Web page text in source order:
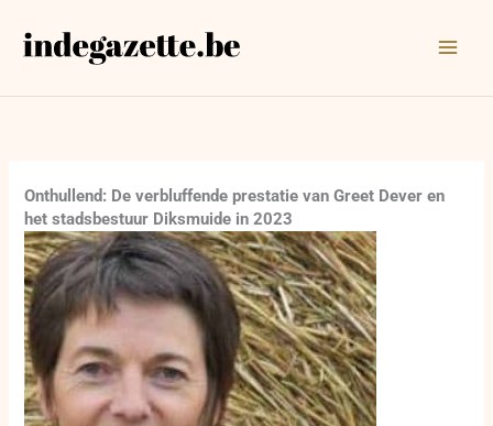
naar
Onthullend: De verbluffende prestatie van Greet Dever en
het stadsbestuur Diksmuide in 2023